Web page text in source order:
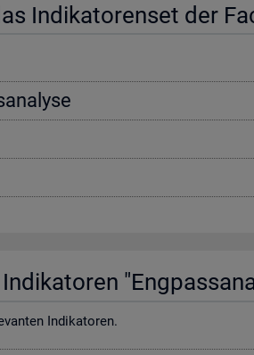
In­di­ka­to­ren­set der
In­di­ka­to­ren
In­di­ka­to­ren.